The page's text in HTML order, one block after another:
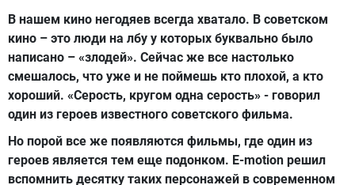
В нашем кино негодяев всегда хватало. В советском
кино – это люди на лбу у которых буквально было
написано – «злодей». Сейчас же все настолько
смешалось, что уже и не поймешь кто плохой, а кто
хороший. «Серость, кругом одна серость» - говорил
один из героев известного советского фильма.
Но порой все же появляются фильмы, где один из
героев является тем еще подонком. E-motion решил
вспомнить десятку таких персонажей в современном